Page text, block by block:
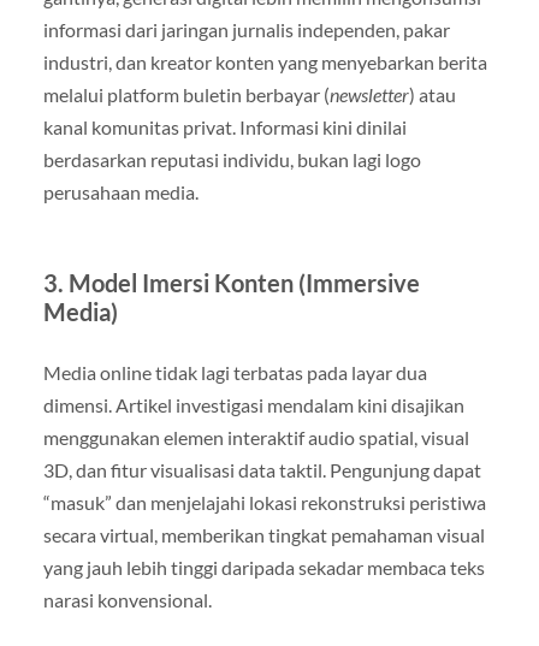
informasi dari jaringan jurnalis independen, pakar
industri, dan kreator konten yang menyebarkan berita
melalui platform buletin berbayar (newsletter) atau
kanal komunitas privat. Informasi kini dinilai
berdasarkan reputasi individu, bukan lagi logo
perusahaan media.
3. Model Imersi Konten (Immersive
Media)
Media online tidak lagi terbatas pada layar dua
dimensi. Artikel investigasi mendalam kini disajikan
menggunakan elemen interaktif audio spatial, visual
3D, dan fitur visualisasi data taktil. Pengunjung dapat
“masuk” dan menjelajahi lokasi rekonstruksi peristiwa
secara virtual, memberikan tingkat pemahaman visual
yang jauh lebih tinggi daripada sekadar membaca teks
narasi konvensional.